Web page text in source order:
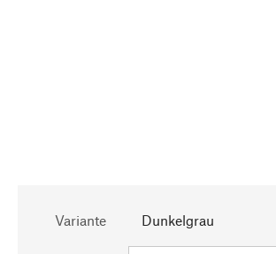
Variante Dunkelgrau